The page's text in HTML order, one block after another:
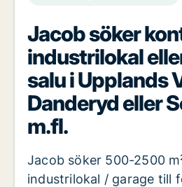
Jacob söker
industrilokal
salu i Upplands
Danderyd eller
m.fl.
Jacob söker 500-2500
industrilokal / garage till